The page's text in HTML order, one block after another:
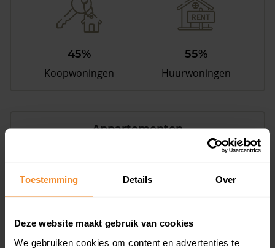
Toestemming Details Over
Deze website maakt gebruik van cookies
We gebruiken cookies om content en advertenties te
45%
Koopwoningen
55%
Huurwoningen
Appartementen
aandeel van totale woningen